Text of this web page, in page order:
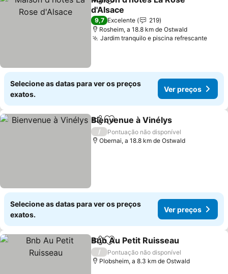
PartilharAdicionar aos favoritos
d'Alsace
9,7 Excelente
219
Rosheim, a 18.8 km de Ostwald
Jardim tranquilo e piscina refrescante
Selecione as datas para ver os preços
exatos.
Ver preços
PartilharAdicionar aos favoritos
Bienvenue à Vinélys
/
Pontuação não disponível
Obernai, a 18.8 km de Ostwald
Selecione as datas para ver os preços
exatos.
Ver preços
PartilharAdicionar aos favoritos
Bnb Au Petit Ruisseau
/
Pontuação não disponível
Plobsheim, a 8.3 km de Ostwald